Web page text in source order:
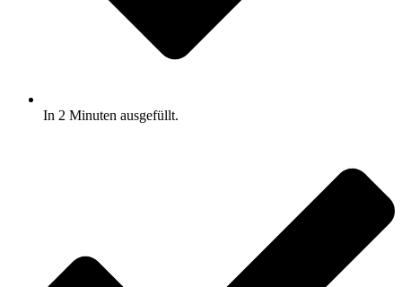
In 2 Minuten ausgefüllt.